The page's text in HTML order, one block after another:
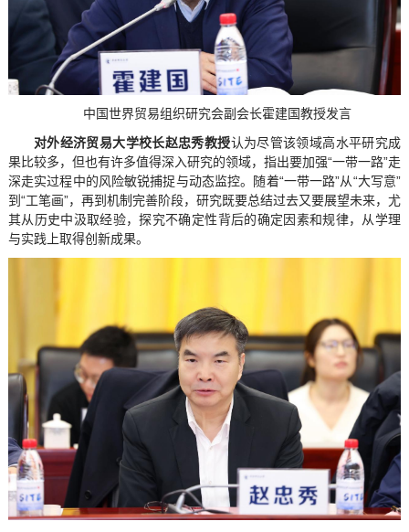
中国世界贸易组织研究会副会长霍建国教授发言
对外经济贸易大学校长赵忠秀教授认为尽管该领域高水平研究成
果比较多，但也有许多值得深入研究的领域，指出要加强“一带一路”走
深走实过程中的风险敏锐捕捉与动态监控。随着“一带一路”从“大写意”
到“工笔画”，再到机制完善阶段，研究既要总结过去又要展望未来，尤
其从历史中汲取经验，探究不确定性背后的确定因素和规律，从学理
与实践上取得创新成果。